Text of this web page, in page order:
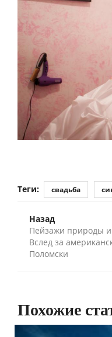
Теги: свадьба
Назад
Пейзажи природы
Вслед за
Поломски
Похожие